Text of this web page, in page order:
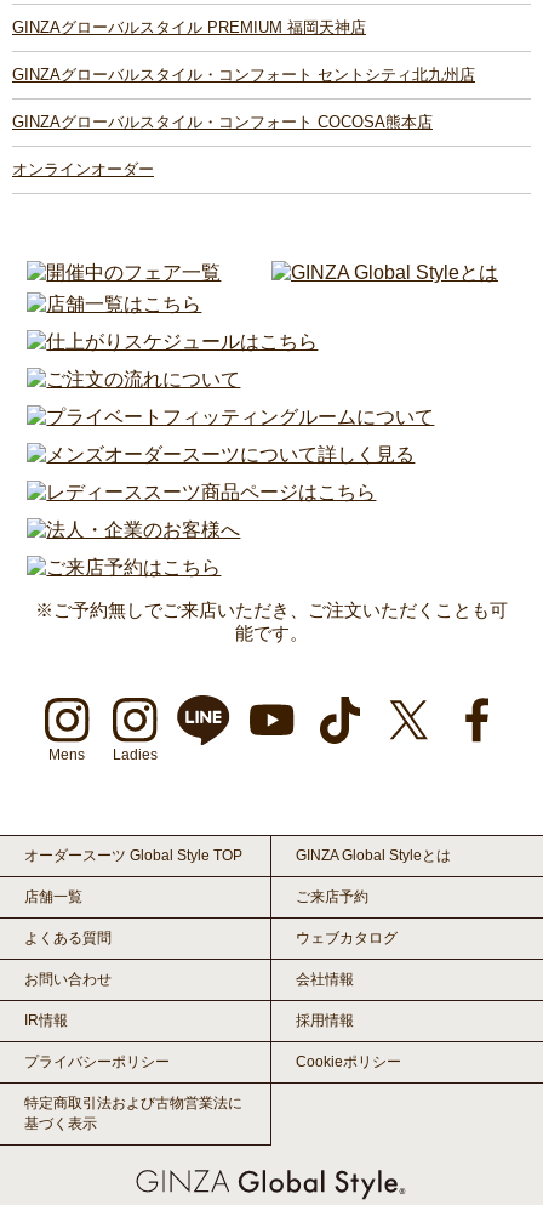
GINZAグローバルスタイル PREMIUM 福岡天神店
GINZAグローバルスタイル・コンフォート セントシティ北九州店
GINZAグローバルスタイル・コンフォート COCOSA熊本店
オンラインオーダー
※ご予約無しでご来店いただき、ご注文いただくことも可
能です。
Mens Ladies
オーダースーツ Global Style TOP GINZA Global Styleとは
店舗一覧 ご来店予約
よくある質問 ウェブカタログ
お問い合わせ 会社情報
IR情報 採用情報
プライバシーポリシー Cookieポリシー
特定商取引法および古物営業法に
基づく表示